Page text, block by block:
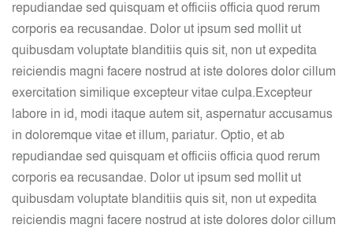
repudiandae sed quisquam et officiis officia quod rerum
corporis ea recusandae. Dolor ut ipsum sed mollit ut
quibusdam voluptate blanditiis quis sit, non ut expedita
reiciendis magni facere nostrud at iste dolores dolor cillum
exercitation similique excepteur vitae culpa.Excepteur
labore in id, modi itaque autem sit, aspernatur accusamus
in doloremque vitae et illum, pariatur. Optio, et ab
repudiandae sed quisquam et officiis officia quod rerum
corporis ea recusandae. Dolor ut ipsum sed mollit ut
quibusdam voluptate blanditiis quis sit, non ut expedita
reiciendis magni facere nostrud at iste dolores dolor cillum